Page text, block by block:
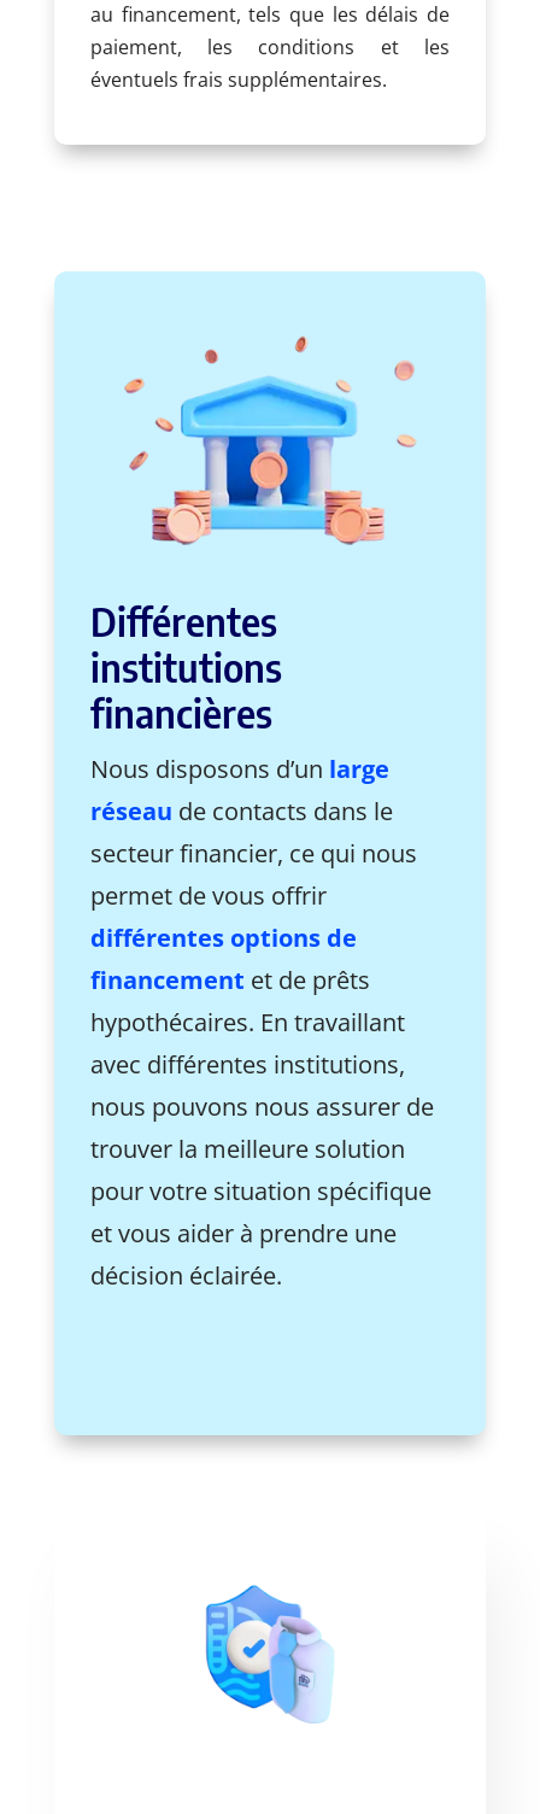
au financement, tels que les délais de
paiement, les conditions et les
éventuels frais supplémentaires.
Différentes
institutions
financières
Nous disposons d’un large
réseau de contacts dans le
secteur financier, ce qui nous
permet de vous offrir
différentes options de
financement et de prêts
hypothécaires. En travaillant
avec différentes institutions,
nous pouvons nous assurer de
trouver la meilleure solution
pour votre situation spécifique
et vous aider à prendre une
décision éclairée.